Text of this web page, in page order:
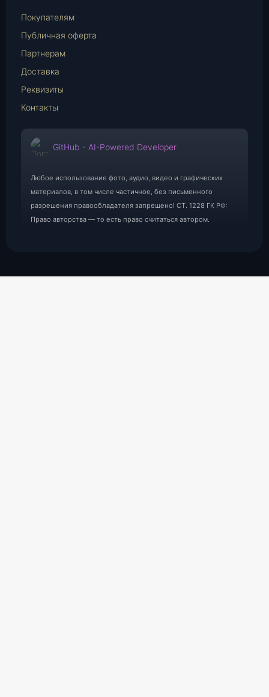
Mail
Покупателям
Публичная оферта
Партнерам
Доставка
Реквизиты
Контакты
GitHub - AI-Powered Developer
Любое использование фото, аудио, видео и графических
материалов, в том числе частичное, без письменного
разрешения правообладателя запрещено! СТ. 1228 ГК РФ:
Право авторства — то есть право считаться автором.